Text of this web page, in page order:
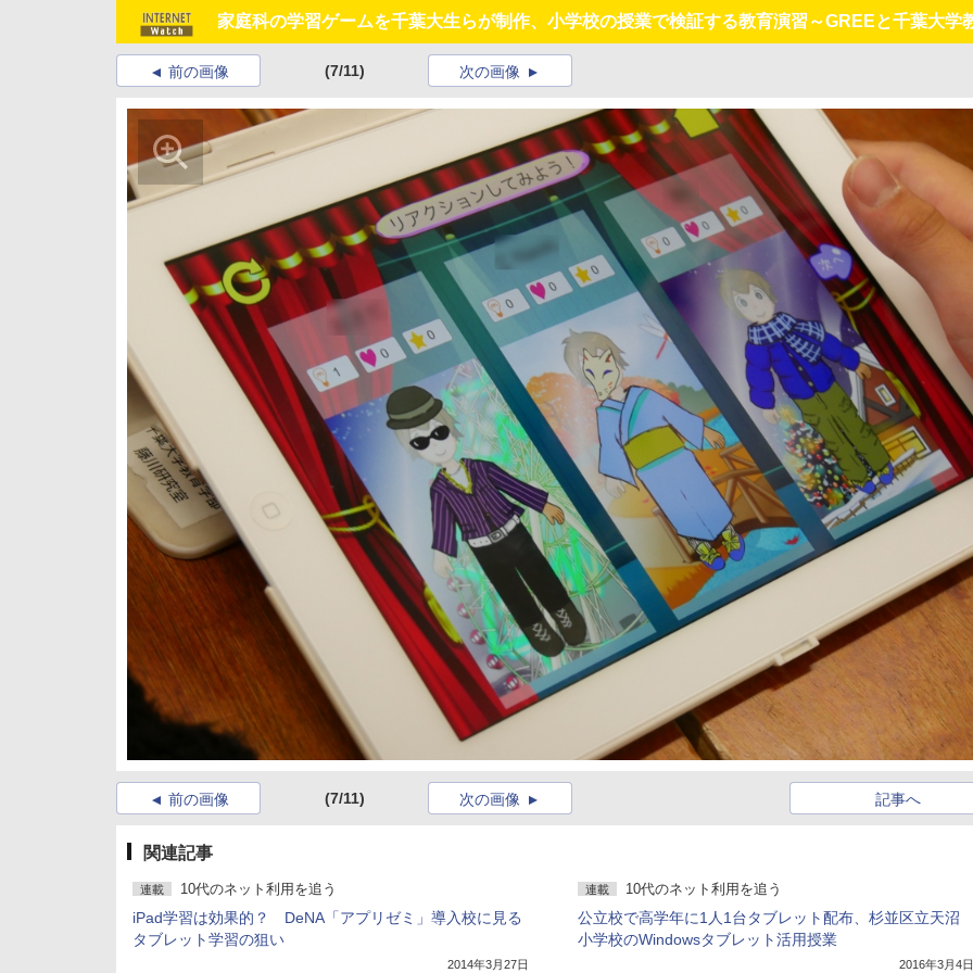
家庭科の学習ゲームを千葉大生らが制作、小学校の授業で検証する教育演習～GREEと千葉大学
前の画像 (7/11) 次の画像
前の画像 (7/11) 次の画像 記事へ
関連記事
連載 10代のネット利用を追う
iPad学習は効果的？ DeNA「アプリゼミ」導入校に見る
タブレット学習の狙い
2014年3月27日
連載 10代のネット利用を追う
公立校で高学年に1人1台タブレット配布、杉並区立天沼
小学校のWindowsタブレット活用授業
2016年3月4日